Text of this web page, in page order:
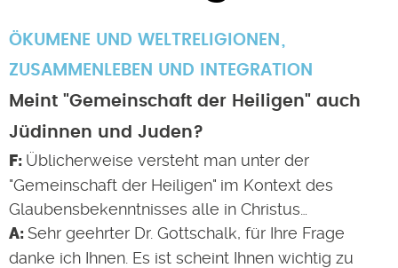
ÖKUMENE UND WELTRELIGIONEN
ZUSAMMENLEBEN UND INTEGRATION
Meint "Gemeinschaft der Heiligen" auch
Jüdinnen und Juden?
Üblicherweise versteht man unter der
"Gemeinschaft der Heiligen" im Kontext des
Glaubensbekenntnisses alle in Christus…
Sehr geehrter Dr. Gottschalk, für Ihre Frage
danke ich Ihnen. Es ist scheint Ihnen wichtig zu